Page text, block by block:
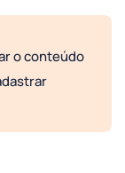
o conteúdo